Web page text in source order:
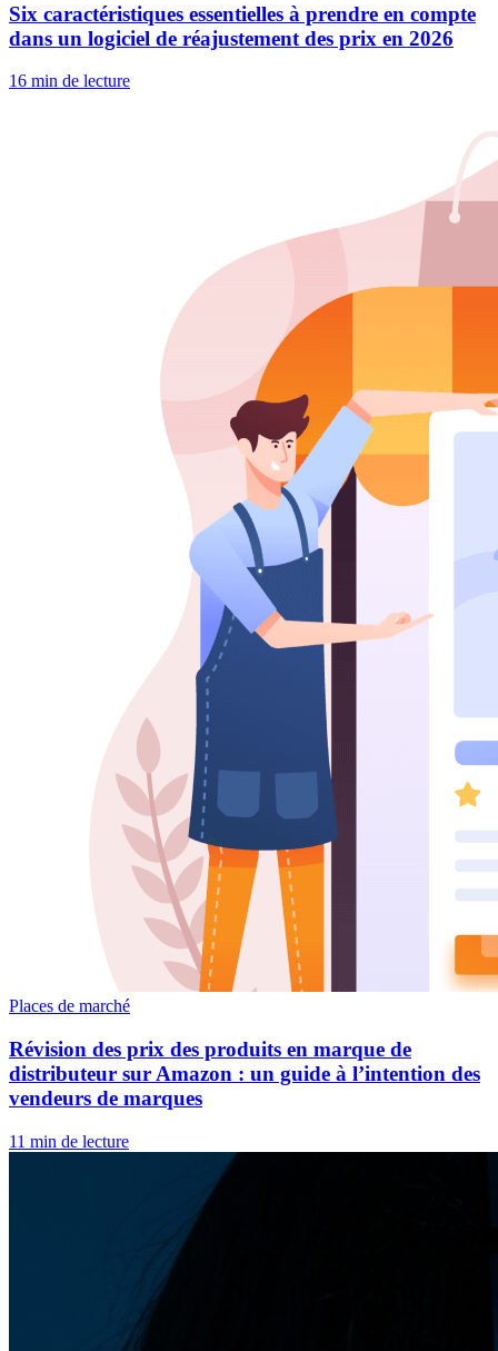
Six caractéristiques essentielles à prendre en compte
dans un logiciel de réajustement des prix en 2026
16 min de lecture
Places de marché
Révision des prix des produits en marque de
distributeur sur Amazon : un guide à l’intention des
vendeurs de marques
11 min de lecture